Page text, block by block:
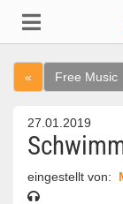
« Free Music
27.01.2019
eingestellt von: